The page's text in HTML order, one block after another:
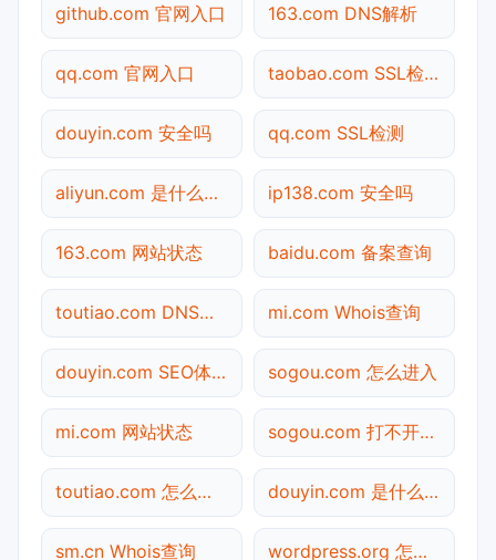
github.com 官网入口 163.com DNS解析
qq.com 官网入口 taobao.com SSL检测
douyin.com 安全吗 qq.com SSL检测
aliyun.com 是什么网站 ip138.com 安全吗
163.com 网站状态 baidu.com 备案查询
toutiao.com DNS解析 mi.com Whois查询
douyin.com SEO体检 sogou.com 怎么进入
mi.com 网站状态 sogou.com 打不开检测
toutiao.com 怎么进入 douyin.com 是什么网站
sm.cn Whois查询 wordpress.org 怎么进入